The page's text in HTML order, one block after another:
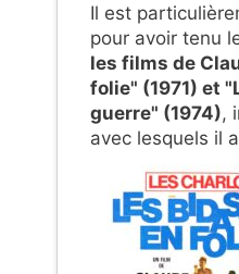
Il est
pour avoir tenu
les films de
folie" (1971) et
guerre" (1974),
avec lesquels il